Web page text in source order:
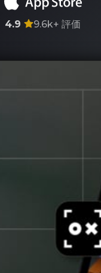
4.9 9.6k+ 評価